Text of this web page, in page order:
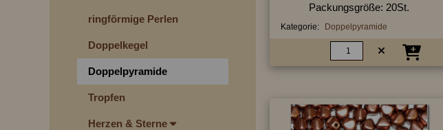
ringförmige Perlen
Doppelkegel
Doppelpyramide
Tropfen
Herzen & Sterne
Packungsgröße: 20St.
Kategorie: Doppelpyramide